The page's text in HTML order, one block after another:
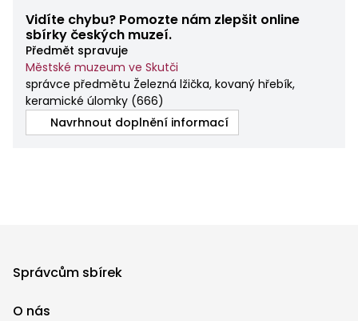
Vidíte chybu? Pomozte nám zlepšit online
sbírky českých muzeí.
Předmět spravuje
Městské muzeum ve Skutči
správce předmětu Železná lžička, kovaný hřebík,
keramické úlomky (666)
Navrhnout doplnění informací
Správcům sbírek
O nás